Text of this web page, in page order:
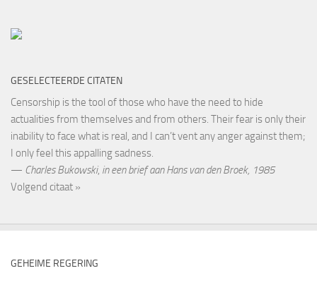
GESELECTEERDE CITATEN
Censorship is the tool of those who have the need to hide
actualities from themselves and from others. Their fear is only their
inability to face what is real, and I can’t vent any anger against them;
I only feel this appalling sadness.
— Charles Bukowski, in een brief aan Hans van den Broek, 1985
Volgend citaat »
GEHEIME REGERING